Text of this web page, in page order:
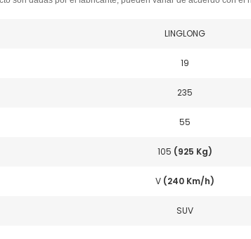
LINGLONG
19
235
55
105 (925 Kg)
V (240 Km/h)
SUV